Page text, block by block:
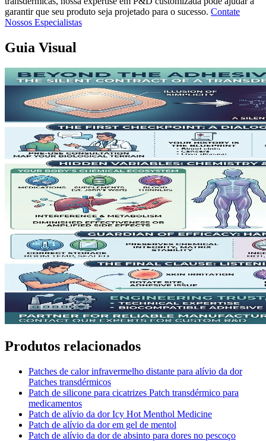
garantir que seu produto seja projetado para o sucesso. Contate
Nossos Especialistas
Guia Visual
Produtos relacionados
Patches de calor infravermelho distante para alívio da dor
Patches transdérmicos
Patch de silicone para cicatrizes Patch transdérmico para
medicamentos
Patch de alívio da dor Icy Hot Menthol Medicine
Patch de alívio da dor em gel de mentol
Patch de alívio da dor de absinto para dores no pescoço